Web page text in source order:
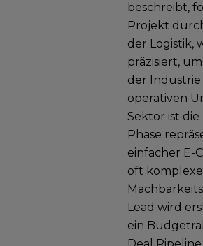
beschreibt,
Projekt
der Logistik,
präzisiert,
der Industrie
operativen
Sektor ist
Phase
einfacher E-
oft
Lead wird
ein